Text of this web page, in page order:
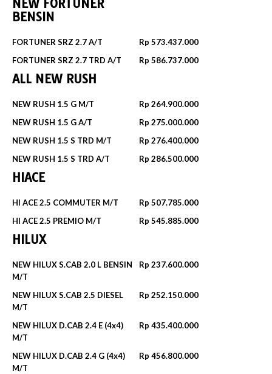
NEW FORTUNER
BENSIN
FORTUNER SRZ 2.7 A/T
Rp 573.437.000
FORTUNER SRZ 2.7 TRD A/T
Rp 586.737.000
ALL NEW RUSH
NEW RUSH 1.5 G M/T
Rp 264.900.000
NEW RUSH 1.5 G A/T
Rp 275.000.000
NEW RUSH 1.5 S TRD M/T
Rp 276.400.000
NEW RUSH 1.5 S TRD A/T
Rp 286.500.000
HIACE
HI ACE 2.5 COMMUTER M/T
Rp 507.785.000
HI ACE 2.5 PREMIO M/T
Rp 545.885.000
HILUX
NEW HILUX S.CAB 2.0 L BENSIN
M/T
Rp 237.600.000
NEW HILUX S.CAB 2.5 DIESEL
M/T
Rp 252.150.000
NEW HILUX D.CAB 2.4 E (4x4)
M/T
Rp 435.400.000
NEW HILUX D.CAB 2.4 G (4x4)
M/T
Rp 456.800.000